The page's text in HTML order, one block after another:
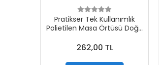
Pratikser Tek Kullanımlık
Polietilen Masa Örtüsü Doğa
262,00 TL